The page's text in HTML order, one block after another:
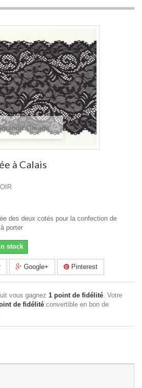
l'image
à Calais
des deux cotés pour la confection de
porter
stock
Google+ Pinterest
vous gagnez 1 point de fidélité. Votre
de fidélité convertible en bon de